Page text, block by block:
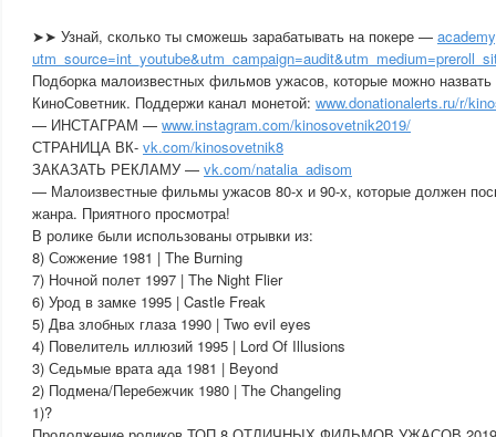
➤➤ Узнай, сколько ты сможешь зарабатывать на покере —
Подборка малоизвестных фильмов ужасов, которые можно
КиноСоветник. Поддержи канал монетой: www.donationalerts.ru/r/
— ИНСТАГРАМ — www.instagram.com/kinosovetnik2019/
СТРАНИЦА ВК- vk.com/kinosovetnik8
ЗАКАЗАТЬ РЕКЛАМУ — vk.com/natalia_adisom
— Малоизвестные фильмы ужасов 80-х и 90-х, которые должен
жанра. Приятного просмотра!
В ролике были использованы отрывки из:
8) Сожжение 1981 | The Burning
7) Ночной полет 1997 | The Night Flier
6) Урод в замке 1995 | Castle Freak
5) Два злобных глаза 1990 | Two evil eyes
4) Повелитель иллюзий 1995 | Lord Of Illusions
3) Седьмые врата ада 1981 | Beyond
2) Подмена/Перебежчик 1980 | The Changeling
1)?